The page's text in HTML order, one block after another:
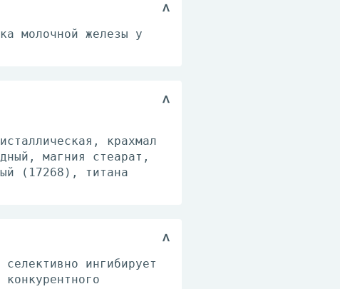
молочной железы у
крахмал
магния стеарат,
(17268), титана
ингибирует